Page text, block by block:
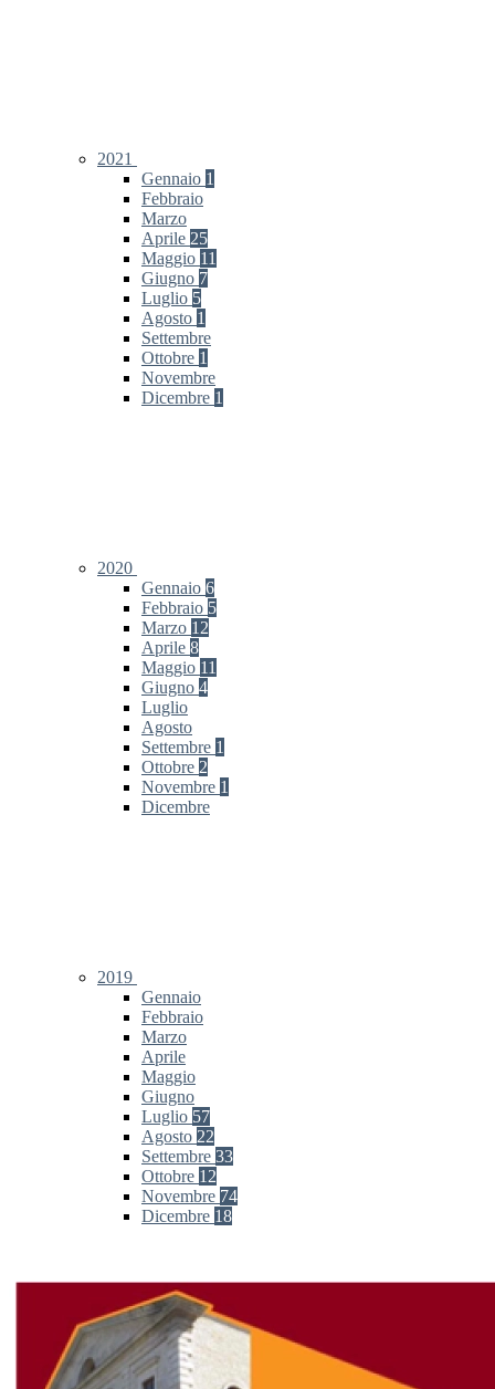
2021
Gennaio 1
Febbraio
Marzo
Aprile 25
Maggio 11
Giugno 7
Luglio 5
Agosto 1
Settembre
Ottobre 1
Novembre
Dicembre 1
2020
Gennaio 6
Febbraio 5
Marzo 12
Aprile 8
Maggio 11
Giugno 4
Luglio
Agosto
Settembre 1
Ottobre 2
Novembre 1
Dicembre
2019
Gennaio
Febbraio
Marzo
Aprile
Maggio
Giugno
Luglio 57
Agosto 22
Settembre 33
Ottobre 12
Novembre 74
Dicembre 18